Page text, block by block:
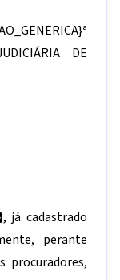
ª
DE
, já cadastrado
perante
procuradores,